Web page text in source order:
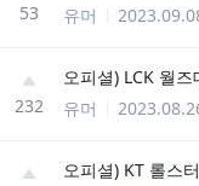
53
유머
232
오피셜) LCK 월
유머
오피셜) KT 롤스